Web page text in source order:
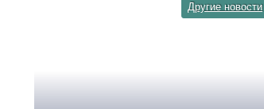
Другие новости